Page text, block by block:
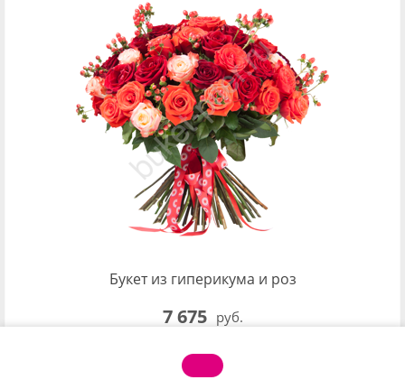
Букет из гиперикума и роз
7 675 руб.
Роза розовая - 8 шт.Роза красная - 14 шт.Роза оранжевая
- 17 шт.Гиперикум - 5 шт.Атласная лента (бесплатно) - 1